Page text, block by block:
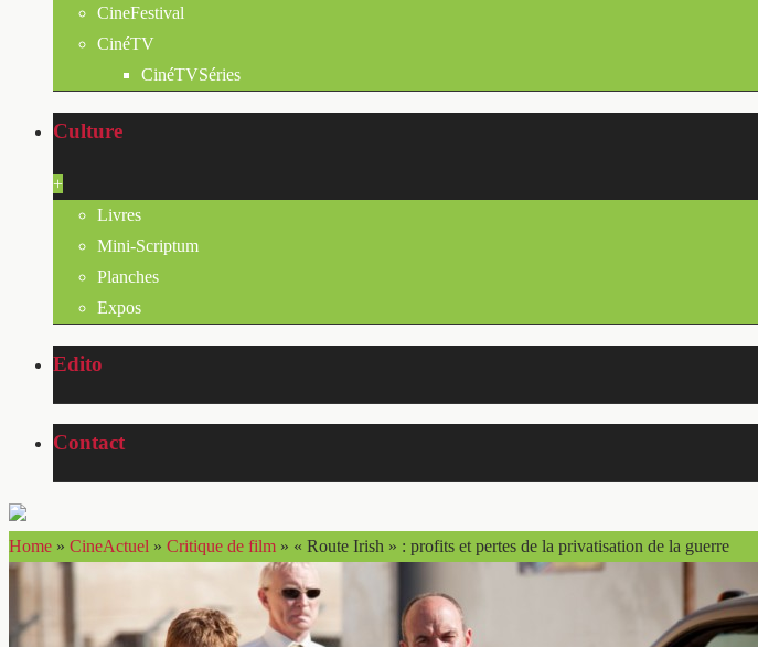
CineFestival
CinéTV
CinéTVSéries
Culture
+
Livres
Mini-Scriptum
Planches
Expos
Edito
Contact
Home » CineActuel » Critique de film » « Route Irish » : profits et pertes de la privatisation de la guerre